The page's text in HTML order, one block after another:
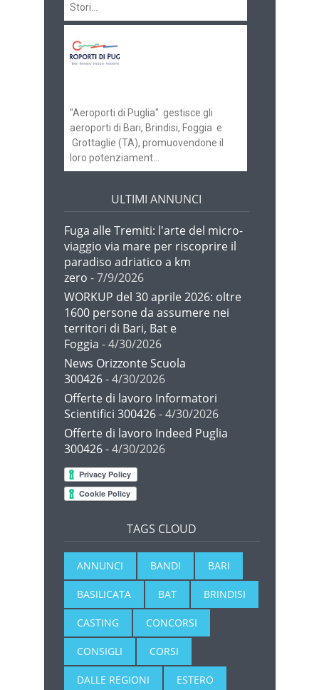
Stori...
"Aeroporti di Puglia" gestisce gli
aeroporti di Bari, Brindisi, Foggia e
Grottaglie (TA), promuovendone il
loro potenziament...
ULTIMI ANNUNCI
Fuga alle Tremiti: l'arte del micro-
viaggio via mare per riscoprire il
paradiso adriatico a km
zero - 7/9/2026
WORKUP del 30 aprile 2026: oltre
1600 persone da assumere nei
territori di Bari, Bat e
Foggia - 4/30/2026
News Orizzonte Scuola
300426- 4/30/2026
Offerte di lavoro Informatori
Scientifici 300426- 4/30/2026
Offerte di lavoro Indeed Puglia
300426- 4/30/2026
TAGS CLOUD
ANNUNCI BANDI BARI
BASILICATA BAT BRINDISI
CASTING CONCORSI
CONSIGLI CORSI
DALLE REGIONI ESTERO